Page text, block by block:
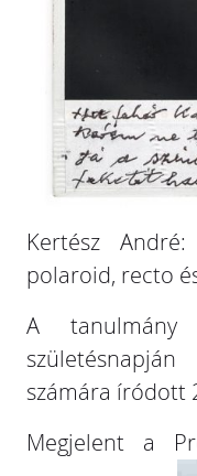
Kertész
polaroid, recto
A
számára íródott
Megjelent a